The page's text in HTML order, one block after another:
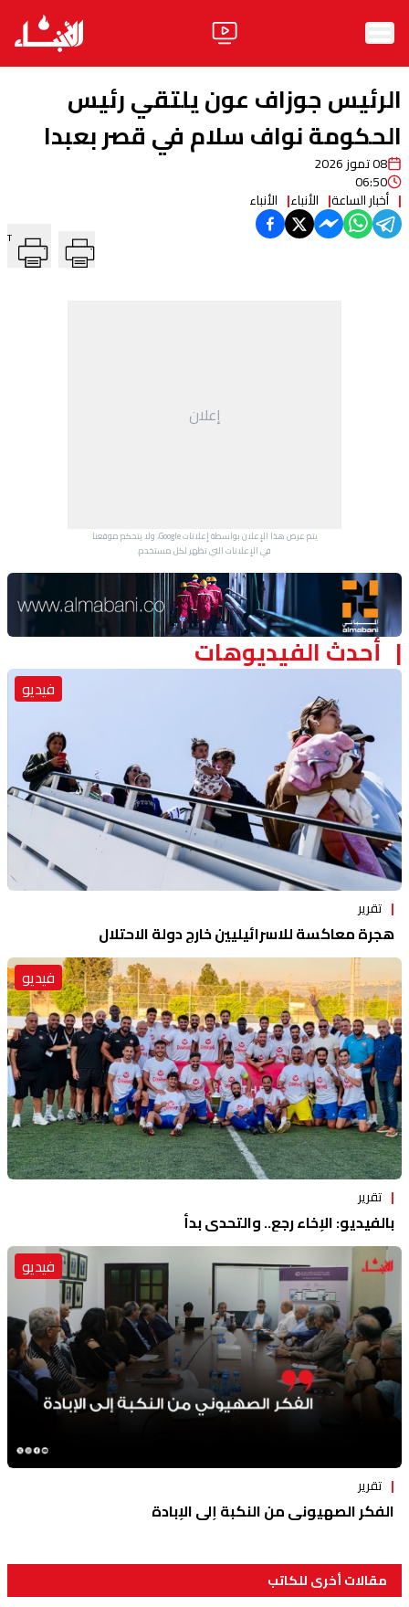
الرئيسية
الأخبار
آراء
فيديو
مواقف
الرئيس جوزاف عون يلتقي رئيس
الحكومة نواف سلام في قصر بعبدا
08 تموز 2026
06:50
أخبار الساعة الأنباء الأنباء
T
إعلان
يتم عرض هذا الإعلان بواسطة إعلانات Google، ولا يتحكم موقعنا
في الإعلانات التي تظهر لكل مستخدم.
Advertisement Section
أحدث الفيديوهات
فيديو
تقرير
هجرة معاكسة للاسرائيليين خارج دولة الاحتلال
فيديو
تقرير
بالفيديو: الإخاء رجع.. والتحدي بدأ
فيديو
تقرير
الفكر الصهيوني من النكبة إلى الإبادة
مقالات أخرى للكاتب